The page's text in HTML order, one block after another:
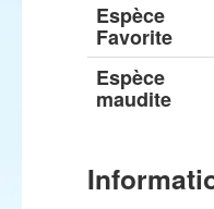
Espèce
Favorite
Espèce
maudite